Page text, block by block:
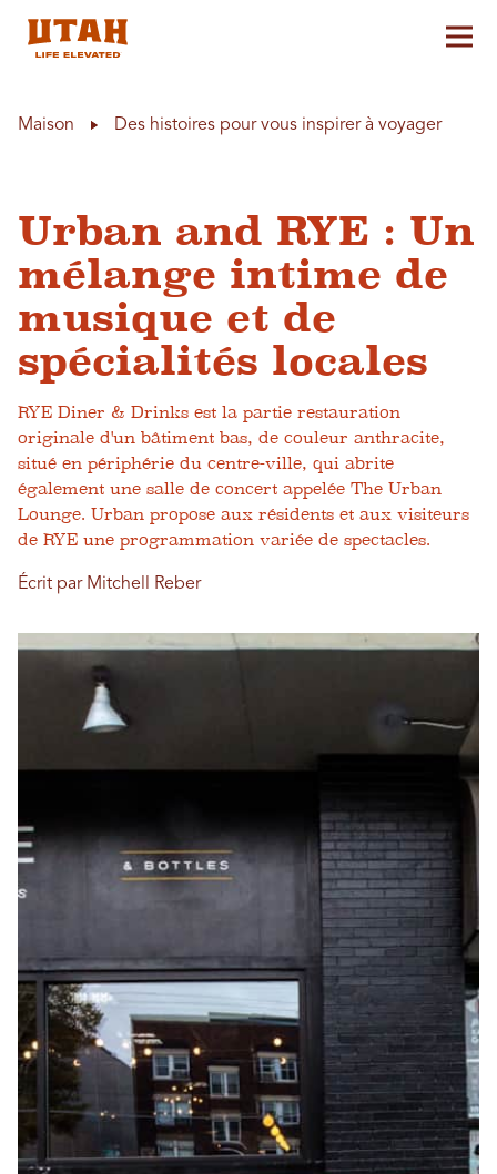
Maison Des histoires pour vous inspirer à voyager
Urban and RYE : Un
mélange intime de
musique et de
spécialités locales
RYE Diner & Drinks est la partie restauration
originale d'un bâtiment bas, de couleur anthracite,
situé en périphérie du centre-ville, qui abrite
également une salle de concert appelée The Urban
Lounge. Urban propose aux résidents et aux visiteurs
de RYE une programmation variée de spectacles.
Écrit par Mitchell Reber